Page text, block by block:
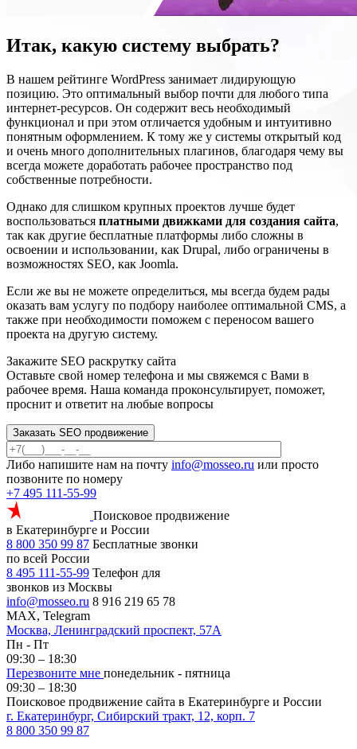
Итак, какую систему выбрать?
В нашем рейтинге WordPress занимает лидирующую
позицию. Это оптимальный выбор почти для любого типа
интернет-ресурсов. Он содержит весь необходимый
функционал и при этом отличается удобным и интуитивно
понятным оформлением. К тому же у системы открытый код
и очень много дополнительных плагинов, благодаря чему вы
всегда можете доработать рабочее пространство под
собственные потребности.
Однако для слишком крупных проектов лучше будет
воспользоваться платными движками для создания сайта,
так как другие бесплатные платформы либо сложны в
освоении и использовании, как Drupal, либо ограничены в
возможностях SEO, как Joomla.
Если же вы не можете определиться, мы всегда будем рады
оказать вам услугу по подбору наиболее оптимальной CMS, а
также при необходимости поможем с переносом вашего
проекта на другую систему.
Закажите SEO раскрутку сайта
Оставьте свой номер телефона и мы свяжемся с Вами в
рабочее время. Наша команда проконсультирует, поможет,
проснит и ответит на любые вопросы
Заказать SEO продвижение
Либо напишите нам на почту info@mosseo.ru или просто
позвоните по номеру
+7 495 111-55-99
Поисковое продвижение
в Екатеринбурге и России
8 800 350 99 87 Бесплатные звонки
по всей России
8 495 111-55-99 Телефон для
звонков из Москвы
info@mosseo.ru 8 916 219 65 78
MAX, Telegram
Москва, Ленинградский проспект, 57А
Пн - Пт
09:30 – 18:30
Перезвоните мне понедельник - пятница
09:30 – 18:30
Поисковое продвижение сайта в Екатеринбурге и России
г. Екатеринбург, Сибирский тракт, 12, корп. 7
8 800 350 99 87